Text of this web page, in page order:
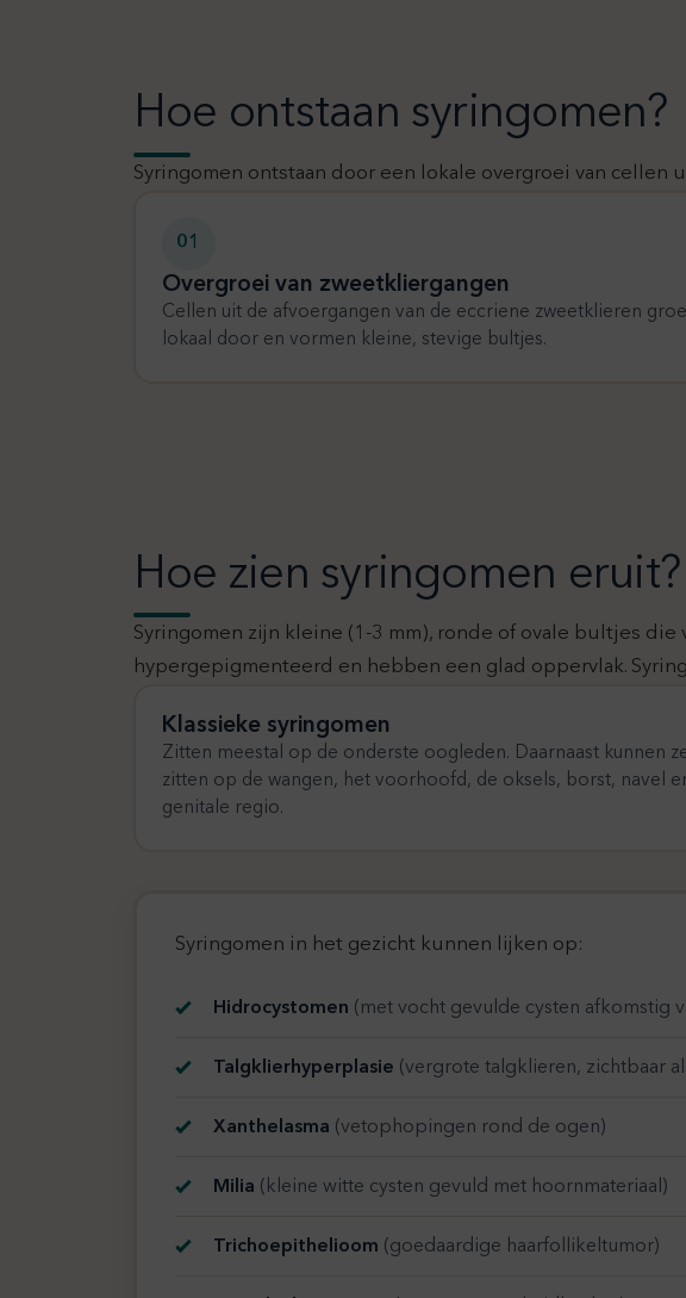
Hoe ontstaan syringomen?
Syringomen ontstaan door een lokale overgroei van cellen
01
Overgroei van zweetkliergangen
Cellen uit de afvoergangen van de eccriene zweetklieren
lokaal door en vormen kleine, stevige bultjes.
Hoe zien syringomen eruit?
Syringomen zijn kleine (1-3 mm), ronde of ovale bultjes
hypergepigmenteerd en hebben een glad oppervlak.
Klassieke syringomen
Zitten meestal op de onderste oogleden. Daarnaast kunnen
zitten op de wangen, het voorhoofd, de oksels, borst, navel
genitale regio.
Syringomen in het gezicht kunnen lijken op:
Hidrocystomen (met vocht gevulde cysten afkomstig
Talgklierhyperplasie (vergrote talgklieren, zichtbaar
Xanthelasma (vetophopingen rond de ogen)
Milia (kleine witte cysten gevuld met hoornmateriaal)
Trichoepithelioom (goedaardige haarfollikeltumor)